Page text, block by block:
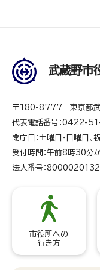
武蔵野市
〒180-8777 東京都
代表電話番号：0422-
閉庁日：土曜日・日曜日
受付時間：午前8時30分
法人番号：
市役所への
行き方